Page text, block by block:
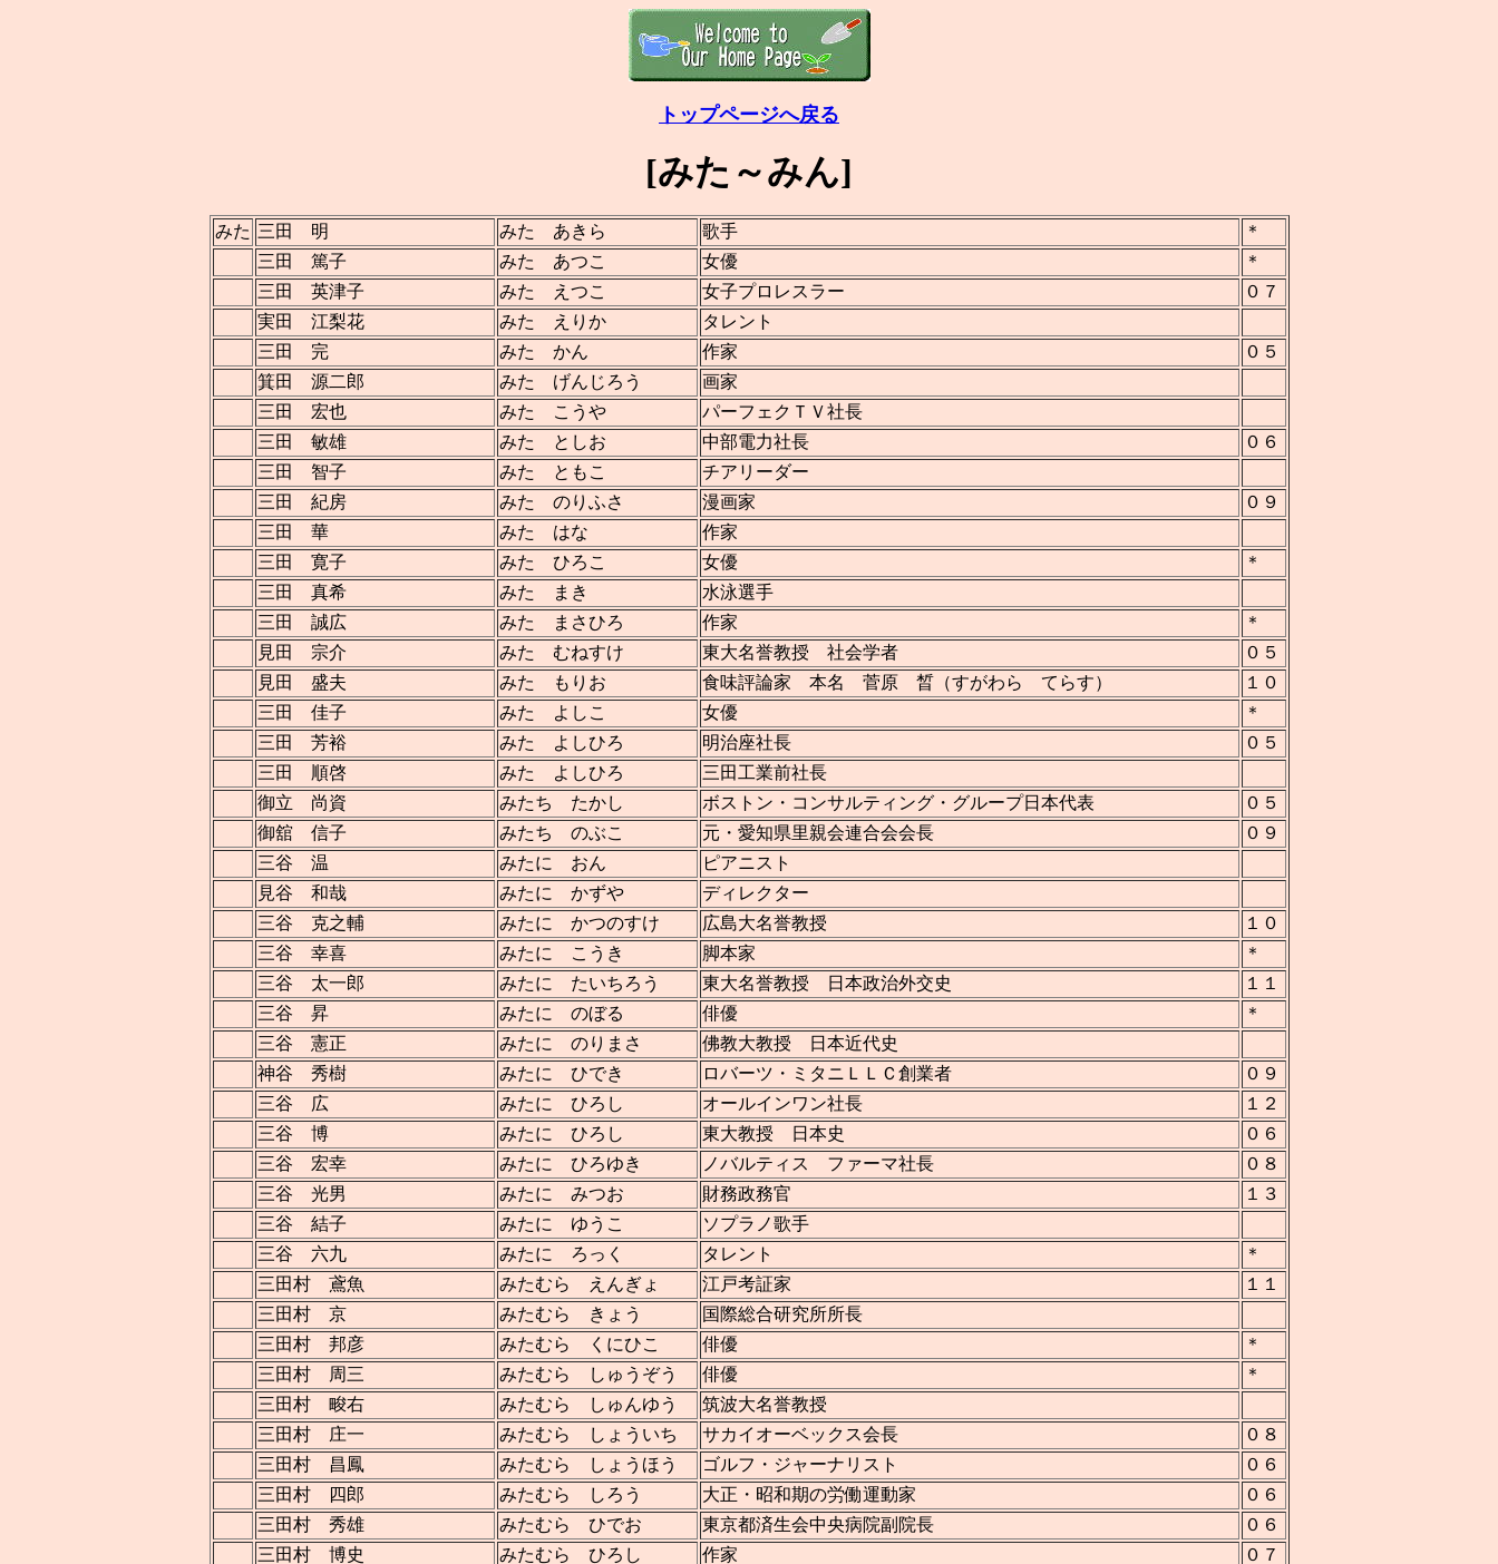
トップページへ戻る
[みた～みん]
みた 三田 明 みた あきら 歌手
＊
三田 篤子
みた あつこ 女優
＊
三田 英津子
みた えつこ 女子プロレスラー
０７
実田 江梨花
みた えりか
タレント
三田 完
みた かん 作家
０５
箕田 源二郎
みた げんじろう
画家
三田 宏也
みた こうや
パーフェクＴＶ社長
三田 敏雄
みた としお 中部電力社長
０６
三田 智子
みた ともこ
チアリーダー
三田 紀房
みた のりふさ 漫画家
０９
三田 華
みた はな
作家
三田 寛子
みた ひろこ 女優
＊
三田 真希
みた まき
水泳選手
三田 誠広
みた まさひろ 作家
＊
見田 宗介
みた むねすけ 東大名誉教授 社会学者
０５
見田 盛夫
みた もりお 食味評論家 本名 菅原 晳（すがわら てらす）
１０
三田 佳子
みた よしこ 女優
＊
三田 芳裕
みた よしひろ 明治座社長
０５
三田 順啓
みた よしひろ
三田工業前社長
御立 尚資
みたち たかし ボストン・コンサルティング・グループ日本代表
０５
御舘 信子
みたち のぶこ 元・愛知県里親会連合会会長
０９
三谷 温
みたに おん
ピアニスト
見谷 和哉
みたに かずや
ディレクター
三谷 克之輔
みたに かつのすけ 広島大名誉教授
１０
三谷 幸喜
みたに こうき 脚本家
＊
三谷 太一郎
みたに たいちろう 東大名誉教授 日本政治外交史
１１
三谷 昇
みたに のぼる 俳優
＊
三谷 憲正
みたに のりまさ
佛教大教授 日本近代史
神谷 秀樹
みたに ひでき ロバーツ・ミタニＬＬＣ創業者
０９
三谷 広
みたに ひろし オールインワン社長
１２
三谷 博
みたに ひろし 東大教授 日本史
０６
三谷 宏幸
みたに ひろゆき ノバルティス ファーマ社長
０８
三谷 光男
みたに みつお 財務政務官
１３
三谷 結子
みたに ゆうこ
ソプラノ歌手
三谷 六九
みたに ろっく タレント
＊
三田村 鳶魚
みたむら えんぎょ 江戸考証家
１１
三田村 京
みたむら きょう
国際総合研究所所長
三田村 邦彦
みたむら くにひこ 俳優
＊
三田村 周三
みたむら しゅうぞう 俳優
＊
三田村 畯右
みたむら しゅんゆう
筑波大名誉教授
三田村 庄一
みたむら しょういち サカイオーベックス会長
０８
三田村 昌鳳
みたむら しょうほう ゴルフ・ジャーナリスト
０６
三田村 四郎
みたむら しろう 大正・昭和期の労働運動家
０６
三田村 秀雄
みたむら ひでお 東京都済生会中央病院副院長
０６
三田村 博史
みたむら ひろし 作家
０７